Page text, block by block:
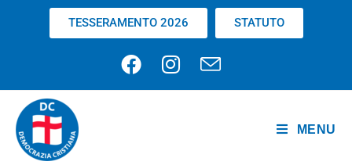
TESSERAMENTO 2026 STATUTO
MENU